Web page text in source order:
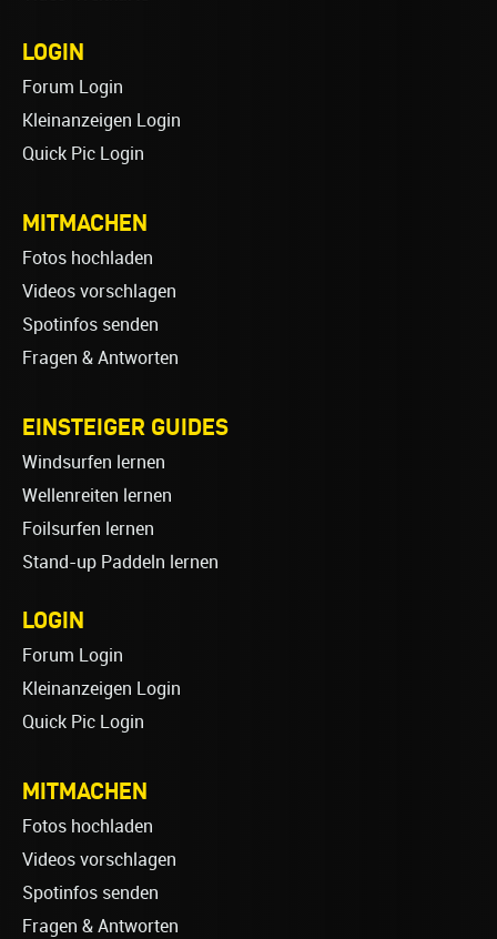
LOGIN
Forum Login
Kleinanzeigen Login
Quick Pic Login
MITMACHEN
Fotos hochladen
Videos vorschlagen
Spotinfos senden
Fragen & Antworten
EINSTEIGER GUIDES
Windsurfen lernen
Wellenreiten lernen
Foilsurfen lernen
Stand-up Paddeln lernen
LOGIN
Forum Login
Kleinanzeigen Login
Quick Pic Login
MITMACHEN
Fotos hochladen
Videos vorschlagen
Spotinfos senden
Fragen & Antworten